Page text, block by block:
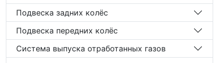
Подвеска задних колёс
Подвеска передних колёс
Система выпуска отработанных газов